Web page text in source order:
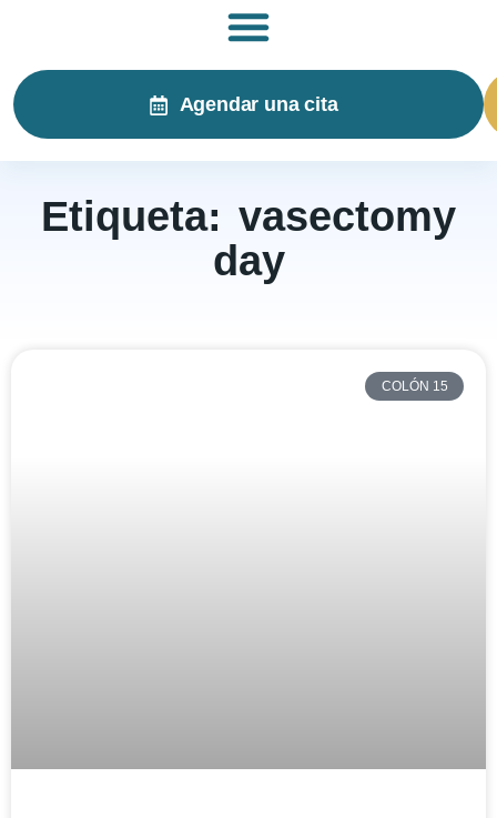
Agendar una cita
Etiqueta: vasectomy
day
COLÓN 15